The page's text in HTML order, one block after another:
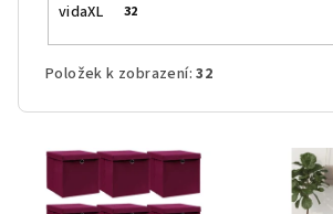
vidaXL 32
Položek k zobrazení:32